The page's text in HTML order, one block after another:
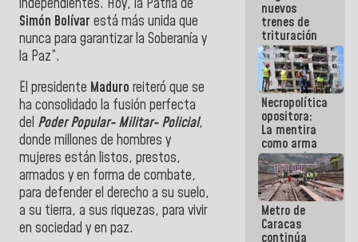
Simón Bolívar está más unida que
nunca para garantizar la Soberanía y
la Paz”.
El presidente Maduro reiteró que se
ha consolidado la fusión perfecta
del Poder Popular- Militar- Policial,
donde millones de hombres y
mujeres están listos, prestos,
armados y en forma de combate,
para defender el derecho a su suelo,
a su tierra, a sus riquezas, para vivir
en sociedad y en paz.
embarrarla
nuevos
trenes de
trituración
para
optimizar
manejo de
escombros
en La Guaira
Necropolítica
opositora:
La mentira
como arma
contra el
Pueblo
Metro de
Caracas
continúa